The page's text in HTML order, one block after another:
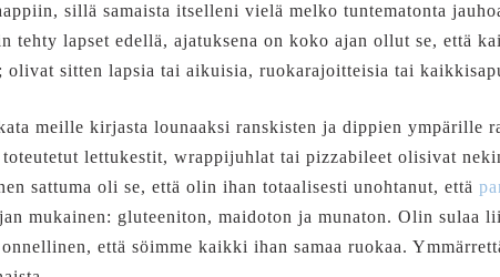
sillä samaista itselleni vielä melko tuntematonta
tehty lapset edellä, ajatuksena on koko ajan ollut se, että
olivat sitten lapsia tai aikuisia, ruokarajoitteisia tai
meille kirjasta lounaaksi ranskisten ja dippien ympärille
lettukestit, wrappijuhlat tai pizzabileet olisivat
sattuma oli se, että olin ihan totaalisesti unohtanut, että
mukainen: gluteeniton, maidoton ja munaton. Olin sulaa
että söimme kaikki ihan samaa ruokaa.